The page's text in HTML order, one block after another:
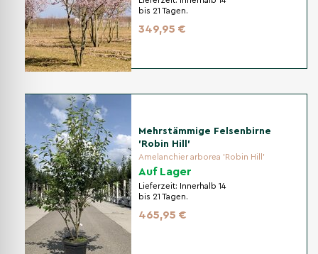
bis 21 Tagen.
349,95 €
Mehrstämmige Felsenbirne
'Robin Hill'
Amelanchier arborea 'Robin Hill'
Auf Lager
Lieferzeit:
Innerhalb 14
bis 21 Tagen.
465,95 €